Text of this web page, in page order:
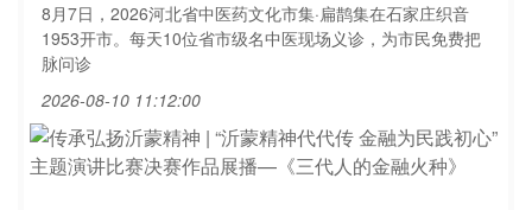
8月7日，2026河北省中医药文化市集·扁鹊集在石家庄织音
1953开市。每天10位省市级名中医现场义诊，为市民免费把
脉问诊
2026-08-10 11:12:00